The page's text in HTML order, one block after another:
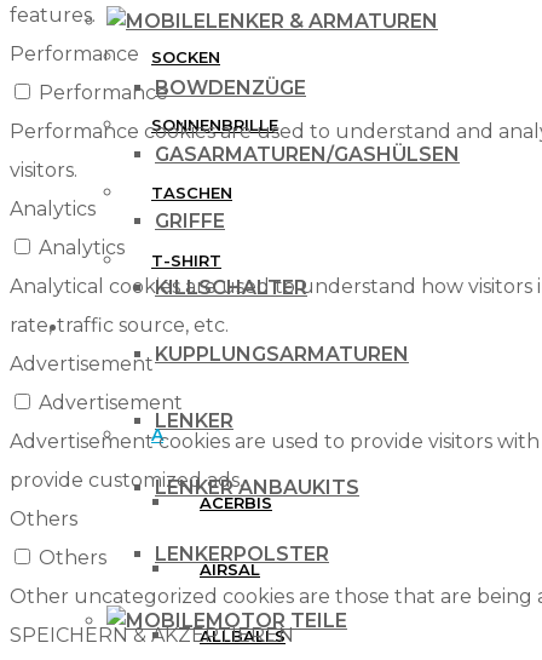
LENKER & ARMATUREN
BOWDENZÜGE
GASARMATUREN/GASHÜLSEN
GRIFFE
KILLSCHALTER
KUPPLUNGSARMATUREN
LENKER
LENKER ANBAUKITS
LENKERPOLSTER
MOTOR TEILE
SOCKEN
SONNENBRILLE
TASCHEN
T-SHIRT
MARKEN
A
ACERBIS
AIRSAL
ALLBALLS
features.
Performance
Performance
Performance cookies are used to understand and
visitors.
Analytics
Analytics
Analytical cookies are used to understand how
rate, traffic source, etc.
Advertisement
Advertisement
Advertisement cookies are used to provide visitors
provide customized ads.
Others
Others
Other uncategorized cookies are those that are being
SPEICHERN & AKZEPTIEREN